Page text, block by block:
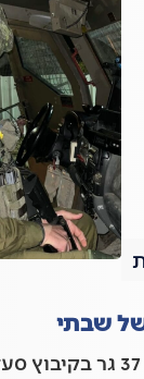
שבתי
שבתי ברודר בן 37 גר